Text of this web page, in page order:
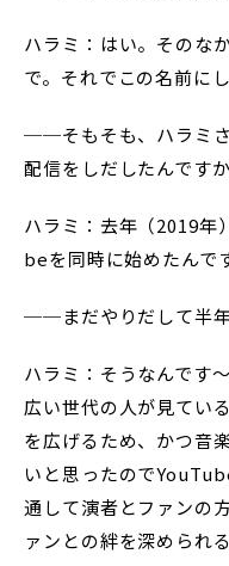
ハラミ：はい。そのな
で。それでこの名前に
──そもそも、ハラミ
配信をしだしたんです
ハラミ：去年（2019年
beを同時に始めたんで
──まだやりだして半
ハラミ：そうなんです
広い世代の人が見てい
を広げるため、かつ音
いと思ったので
通して演者とファンの
ァンとの絆を深められ